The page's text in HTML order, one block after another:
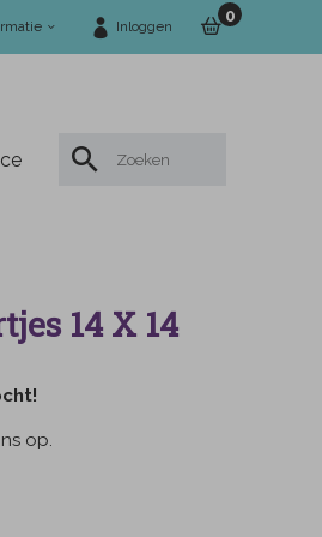
Inloggen
0
14 X 14
op.